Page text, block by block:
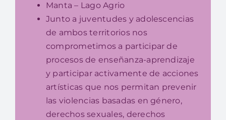
Manta – Lago Agrio
Junto a juventudes y adolescencias
de ambos territorios nos
comprometimos a participar de
procesos de enseñanza-aprendizaje
y participar activamente de acciones
artísticas que nos permitan prevenir
las violencias basadas en género,
derechos sexuales, derechos